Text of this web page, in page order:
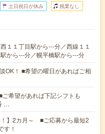
土日祝日が休み 残業なし
１１丁目駅から---分／西線１１
から---分／幌平橋駅から---分
OK！ ■希望の曜日があればご相
希望があれば下記シフトも
…
！】2カ月～ ■ご応募から最短2
す！